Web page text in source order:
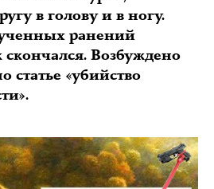
в голову и в ногу.
ранений
Возбуждено
статье «убийство